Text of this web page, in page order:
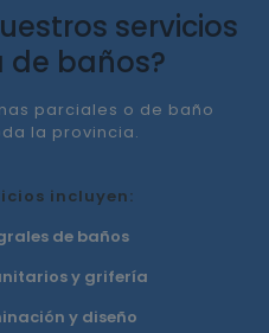
servicios
de baños?
parciales o de baño
la provincia.
incluyen:
de baños
y grifería
y diseño